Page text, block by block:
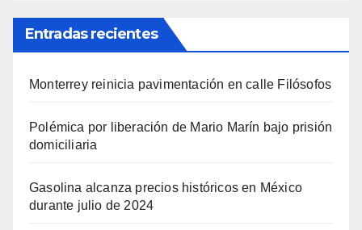
Entradas recientes
Monterrey reinicia pavimentación en calle Filósofos
Polémica por liberación de Mario Marín bajo prisión
domiciliaria
Gasolina alcanza precios históricos en México
durante julio de 2024